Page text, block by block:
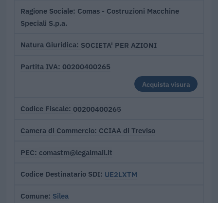
Ragione Sociale Comas - Costruzioni Macchine
Speciali S.p.a.
Natura Giuridica SOCIETA' PER AZIONI
Partita IVA 00200400265
Acquista visura
Codice Fiscale 00200400265
Camera di Commercio CCIAA di Treviso
PEC comastm@legalmail.it
Codice Destinatario SDI UE2LXTM
Comune Silea